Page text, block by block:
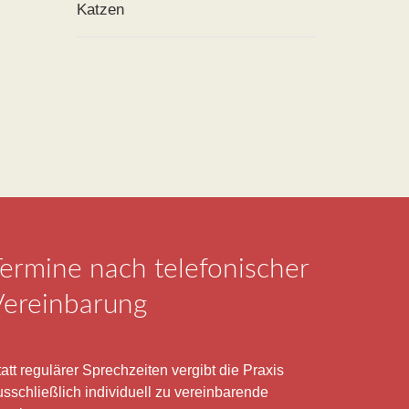
Katzen
Termine nach telefonischer
regulärer Sprechzeiten vergibt die Praxis
individuell zu vereinbarende